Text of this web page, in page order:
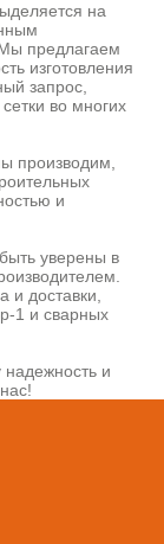
на
предлагаем
изготовления
запрос,
во многих
производим,
и
уверены в
и доставки,
1 и сварных
и